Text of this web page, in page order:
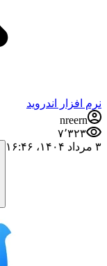
نرم افزار اندروید
nreern
۷٬۳۲۳
۳ مرداد ۱۴۰۴،‏ ۱۶:۴۶